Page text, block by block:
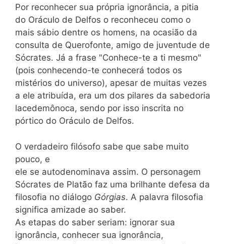
Por reconhecer sua própria ignorância, a pitia
do Oráculo de Delfos o reconheceu como o
mais sábio dentre os homens, na ocasião da
consulta de Querofonte, amigo de juventude de
Sócrates. Já a frase "Conhece-te a ti mesmo"
(pois conhecendo-te conhecerá todos os
mistérios do universo), apesar de muitas vezes
a ele atribuída, era um dos pilares da sabedoria
lacedemônoca, sendo por isso inscrita no
pórtico do Oráculo de Delfos.
O verdadeiro filósofo sabe que sabe muito
pouco, e
ele se autodenominava assim. O personagem
Sócrates de Platão faz uma brilhante defesa da
filosofia no diálogo Górgias. A palavra filosofia
significa amizade ao saber.
As etapas do saber seriam: ignorar sua
ignorância, conhecer sua ignorância,